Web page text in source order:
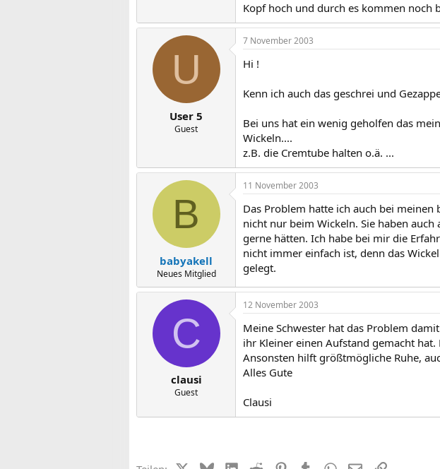
Kopf hoch und durch es kommen noch
U
User 5
Guest
7 November 2003
Hi !
Kenn ich auch das geschrei und
Bei uns hat ein wenig geholfen das
Wickeln....
z.B. die Cremtube halten o.ä. ...
B
babyakell
Neues Mitglied
11 November 2003
Das Problem hatte ich auch bei
nicht nur beim Wickeln. Sie haben
gerne hätten. Ich habe bei mir die
nicht immer einfach ist, denn das
gelegt.
C
clausi
Guest
12 November 2003
Meine Schwester hat das Problem
ihr Kleiner einen Aufstand gemacht
Ansonsten hilft größtmögliche Ruhe,
Alles Gute
Clausi